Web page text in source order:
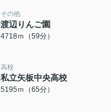
その他
渡辺りんご園
4718ｍ（59分）
高校
私立矢板中央高校
5195ｍ（65分）